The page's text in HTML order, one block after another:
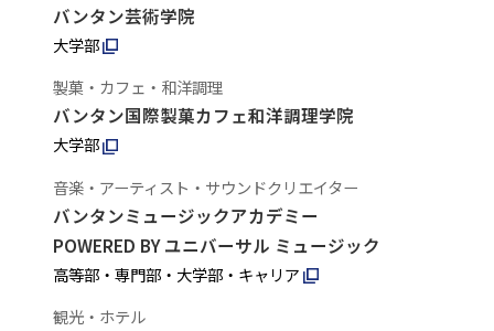
バンタン芸術学院
大学部
製菓・カフェ・和洋調理
バンタン国際製菓カフェ和洋調理学院
大学部
音楽・アーティスト・サウンドクリエイター
バンタンミュージックアカデミー
POWERED BY ユニバーサル ミュージック
高等部・専門部・大学部・キャリア
観光・ホテル